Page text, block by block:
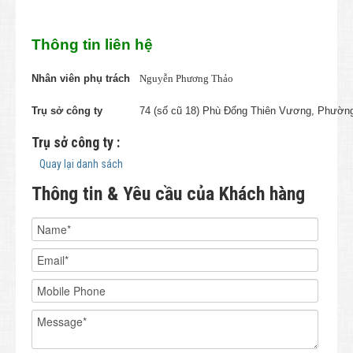
Thông tin liên hệ
Nhân viên phụ trách Nguyễn Phương Thảo
Trụ sở công ty 74 (số cũ 18) Phù Đổng Thiên Vương,
Trụ sở công ty :
Quay lại danh sách
Thông tin & Yêu cầu của Khách hàng